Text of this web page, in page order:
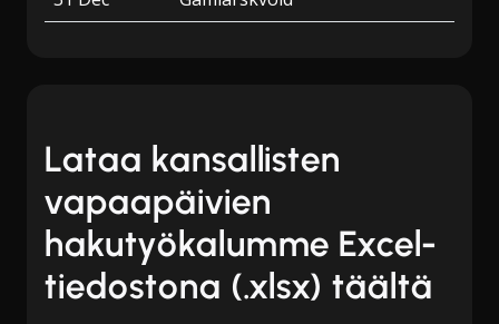
Lataa kansallisten
vapaapäivien
hakutyökalumme Excel-
tiedostona (.xlsx) täältä